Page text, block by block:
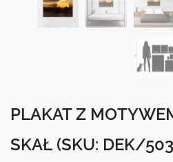
PLAKAT Z
SKAŁ (SKU: DEK/